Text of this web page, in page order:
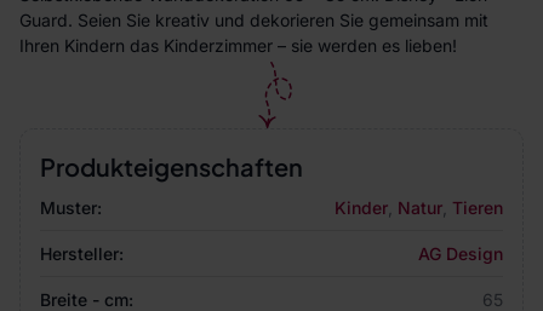
Guard. Seien Sie kreativ und dekorieren Sie gemeinsam mit
Ihren Kindern das Kinderzimmer – sie werden es lieben!
Produkteigenschaften
Muster: Kinder Natur Tieren
Hersteller: AG Design
Breite - cm: 65